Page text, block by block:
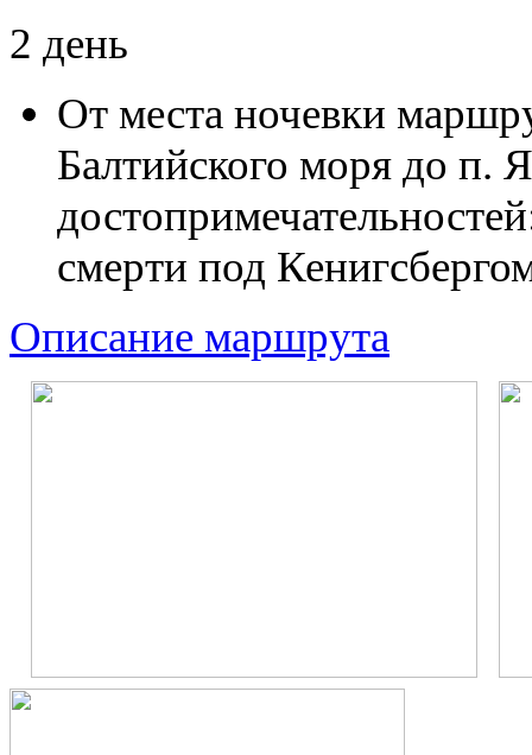
2 день
От места ночевки
Балтийского моря до п.
смерти под
Описание маршрута